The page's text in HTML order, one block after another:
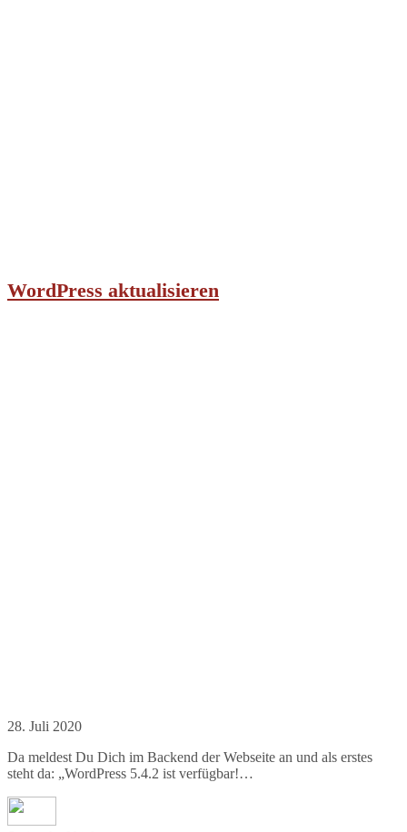
WordPress aktualisieren
28. Juli 2020
Da meldest Du Dich im Backend der Webseite an und als erstes
steht da: „WordPress 5.4.2 ist verfügbar!…